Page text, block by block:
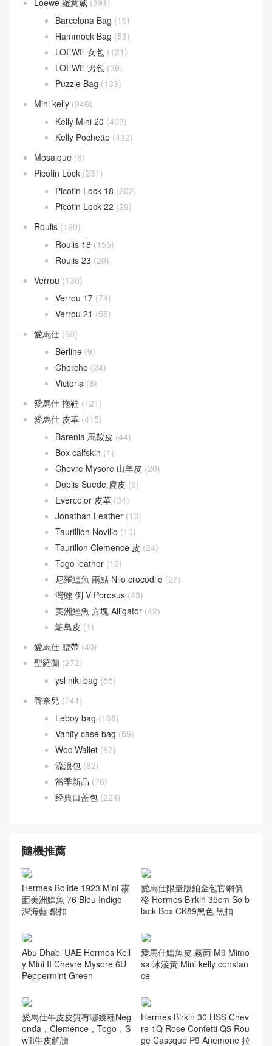
Loewe 羅意威 (391)
Barcelona Bag (19)
Hammock Bag (53)
LOEWE 女包 (121)
LOEWE 男包 (30)
Puzzle Bag (133)
Mini kelly (946)
Kelly Mini 20 (409)
Kelly Pochette (432)
Mosaique (8)
Picotin Lock (231)
Picotin Lock 18 (202)
Picotin Lock 22 (29)
Roulis (190)
Roulis 18 (155)
Roulis 23 (20)
Verrou (130)
Verrou 17 (74)
Verrou 21 (55)
愛馬仕 (60)
Berline (9)
Cherche (24)
Victoria (8)
愛馬仕 拖鞋 (121)
愛馬仕 皮革 (415)
Barenia 馬鞍皮 (44)
Box calfskin (1)
Chevre Mysore 山羊皮 (20)
Doblis Suede 麂皮 (6)
Evercolor 皮革 (34)
Jonathan Leather (13)
Taurillion Novillo (10)
Taurillon Clemence 皮 (24)
Togo leather (12)
尼羅鱷魚 兩點 Nilo crocodile (27)
灣鱷 倒 V Porosus (43)
美洲鱷魚 方塊 Alligator (42)
鴕鳥皮 (1)
愛馬仕 腰帶 (40)
聖羅蘭 (272)
ysl niki bag (55)
香奈兒 (741)
Leboy bag (168)
Vanity case bag (59)
Woc Wallet (62)
流浪包 (82)
當季新品 (76)
经典口盖包 (224)
隨機推薦
Hermes Bolide 1923 Mini 霧
面美洲鱷魚 76 Bleu Indigo
深海藍 銀扣
愛馬仕限量版鉑金包官網價
格 Hermes Birkin 35cm So b
lack Box CK89黑色 黑扣
Abu Dhabi UAE Hermes Kell
y Mini II Chevre Mysore 6U
Peppermint Green
愛馬仕鱷魚皮 霧面 M9 Mimo
sa 冰淩黃 Mini kelly constan
ce
愛馬仕牛皮皮質有哪幾種Neg
onda，Clemence，Togo，S
wift牛皮解讀
Hermes Birkin 30 HSS Chev
re 1Q Rose Confetti Q5 Rou
ge Cassque P9 Anemone 拉